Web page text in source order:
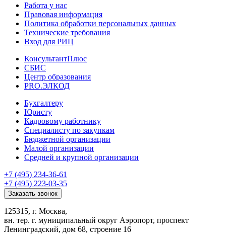
Работа у нас
Правовая информация
Политика обработки персональных данных
Технические требования
Вход для РИЦ
КонсультантПлюс
СБИС
Центр образования
PRO.ЭЛКОД
Бухгалтеру
Юристу
Кадровому работнику
Специалисту по закупкам
Бюджетной организации
Малой организации
Средней и крупной организации
+7 (495) 234-36-61
+7 (495) 223-03-35
Заказать звонок
125315, г. Москва,
вн. тер. г. муниципальный округ Аэропорт, проспект
Ленинградский, дом 68, строение 16